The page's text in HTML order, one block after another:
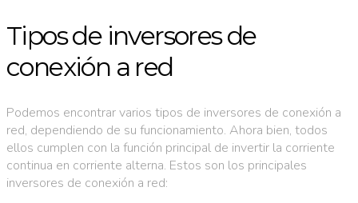
Tipos de inversores de
conexión a red
Podemos encontrar varios tipos de inversores de conexión a
red, dependiendo de su funcionamiento. Ahora bien, todos
ellos cumplen con la función principal de invertir la corriente
continua en corriente alterna. Estos son los principales
inversores de conexión a red: